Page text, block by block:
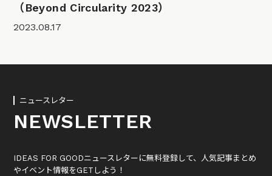
（Beyond Circularity 2023）
2023.08.17
ニュースレター
NEWSLETTER
IDEAS FOR GOODニュースレターに無料登録して、人気記事まとめ
やイベント情報をGETしよう！